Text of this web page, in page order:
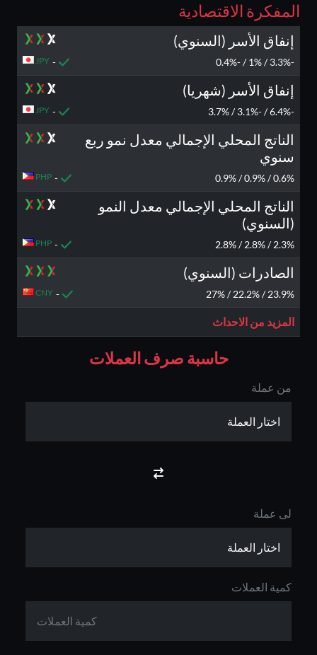
المفكرة الاقتصادية
إنفاق الأسر (السنوي)
-3.3% / 1% / -0.4%
-
JPY
إنفاق الأسر (شهريا)
-6.4% / -3.1% / 3.7%
-
JPY
الناتج المحلي الإجمالي معدل نمو ربع
سنوي
0.6% / 0.9% / 0.9%
-
PHP
الناتج المحلي الإجمالي معدل النمو
(السنوي)
2.3% / 2.8% / 2.8%
-
PHP
الصادرات (السنوي)
23.9% / 22.2% / 27%
-
CNY
المزيد من الاحداث
حاسبة صرف العملات
من عملة
لى عملة
كمية العملات